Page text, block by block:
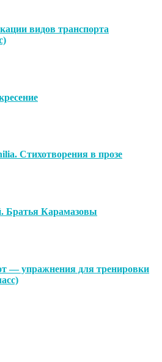
видов транспорта
Стихотворения в прозе
Братья Карамазовы
— упражнения для тренировки